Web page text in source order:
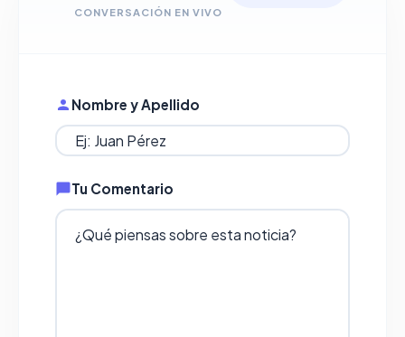
CONVERSACIÓN EN VIVO
Nombre y Apellido
Tu Comentario